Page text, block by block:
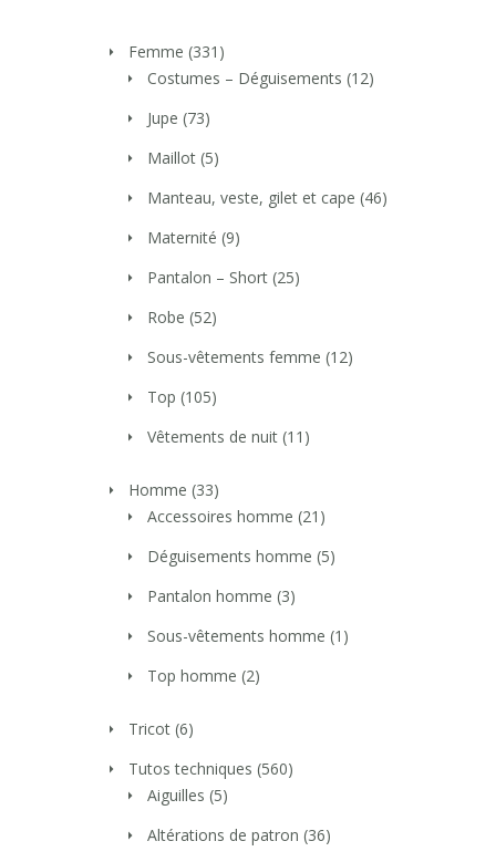
Femme (331)
Costumes – Déguisements (12)
Jupe (73)
Maillot (5)
Manteau, veste, gilet et cape (46)
Maternité (9)
Pantalon – Short (25)
Robe (52)
Sous-vêtements femme (12)
Top (105)
Vêtements de nuit (11)
Homme (33)
Accessoires homme (21)
Déguisements homme (5)
Pantalon homme (3)
Sous-vêtements homme (1)
Top homme (2)
Tricot (6)
Tutos techniques (560)
Aiguilles (5)
Altérations de patron (36)